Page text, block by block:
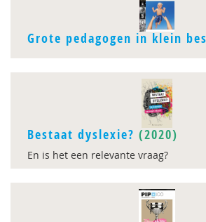
Grote pedagogen in klein
Bestaat dyslexie? (2020)
En is het een relevante vraag?